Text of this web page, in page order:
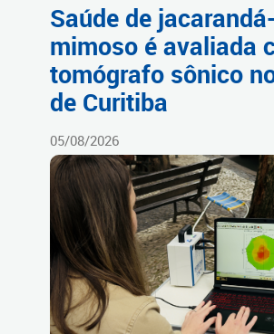
Saúde de jacarandá-
mimoso é avaliada
tomógrafo sônico
de Curitiba
05/08/2026